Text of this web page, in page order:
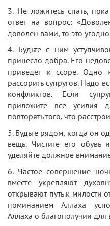
3. Не ложитесь спать,
ответ на вопрос:
доволен вами, то это
4. Будьте с ним
принесло добра. Его
приведет к ссоре.
рассорить супругов. Надо
конфликтов. Если
приложите все усилия
повторять того, что
5. Будьте рядом, когда он
вещь. Чистите его обувь
уделяйте должное
6. Частое совершение
вместе укрепляют
открывают путь к милости
поминанием Аллаха
Аллаха о благополучии для